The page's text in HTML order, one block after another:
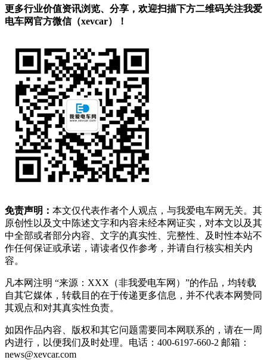
更多行业价值资讯浏览、分享，欢迎扫描下方二维码关注我爱
电车网官方微信（xevcar）！
免责声明： 本文仅代表作者个人观点，与我爱电车网无关。其
原创性以及文中陈述文字和内容未经本网证实，对本文以及其
中全部或者部分内容、文字的真实性、完整性、及时性本站不
作任何保证或承诺，请读者仅作参考，并请自行核实相关内
容。
凡本网注明 “来源：XXX（非我爱电车网）”的作品，均转载
自其它媒体，转载目的在于传递更多信息，并不代表本网赞同
其观点和对其真实性负责。
如因作品内容、版权和其它问题需要同本网联系的，请在一周
内进行，以便我们及时处理。电话：400-6197-660-2 邮箱：
news@xevcar.com